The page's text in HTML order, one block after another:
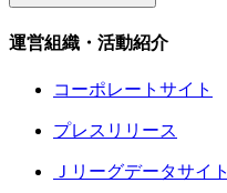
運営組織・活動紹介
コーポレートサイト
プレスリリース
Ｊリーグデータサイト